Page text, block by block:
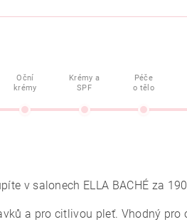
Oční
krémy
Krémy a
SPF
Péče
o tělo
v salonech ELLA BACHÉ za
a pro citlivou pleť. Vhodný pro